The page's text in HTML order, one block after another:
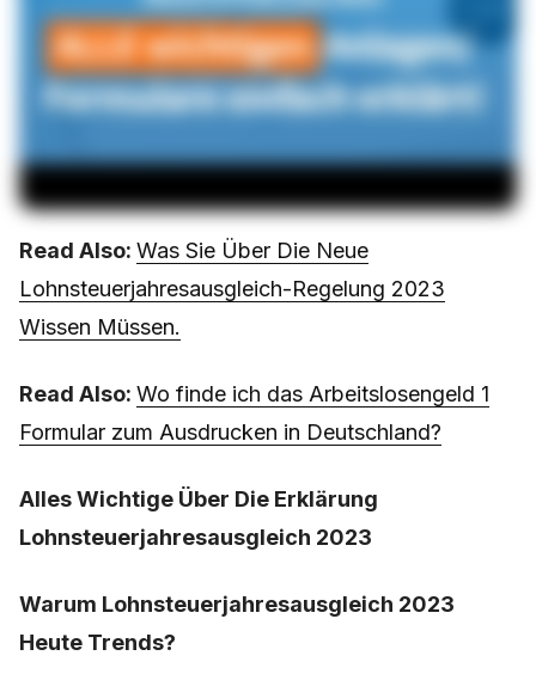
Read Also: Was Sie Über Die Neue
Lohnsteuerjahresausgleich-Regelung 2023
Wissen Müssen.
Read Also: Wo finde ich das Arbeitslosengeld 1
Formular zum Ausdrucken in Deutschland?
Alles Wichtige Über Die Erklärung
Lohnsteuerjahresausgleich 2023
Warum Lohnsteuerjahresausgleich 2023
Heute Trends?